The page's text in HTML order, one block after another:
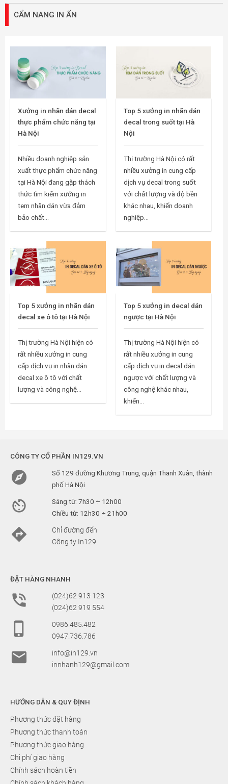
CẨM NANG IN ẤN
Xưởng in nhãn dán decal
thực phẩm chức năng tại
Hà Nội
Nhiều doanh nghiệp sản
xuất thực phẩm chức năng
tại Hà Nội đang gặp thách
thức tìm kiếm xưởng in
tem nhãn dán vừa đảm
bảo chất...
Top 5 xưởng in nhãn dán
decal trong suốt tại Hà
Nội
Thị trường Hà Nội có rất
nhiều xưởng in cung cấp
dịch vụ decal trong suốt
với chất lượng và độ bền
khác nhau, khiến doanh
nghiệp...
Top 5 xưởng in nhãn dán
decal xe ô tô tại Hà Nội
Thị trường Hà Nội hiện có
rất nhiều xưởng in cung
cấp dịch vụ in nhãn dán
decal xe ô tô với chất
lượng và công nghệ...
Top 5 xưởng in decal dán
ngược tại Hà Nội
Thị trường Hà Nội hiện có
rất nhiều xưởng in cung
cấp dịch vụ in decal dán
ngược với chất lượng và
công nghệ khác nhau,
khiến...
CÔNG TY CỔ PHẦN IN129.VN

Số 129 đường Khương Trung, quận Thanh Xuân, thành
phố Hà Nội

Sáng từ: 7h30 ÷ 12h00
Chiều từ: 12h30 ÷ 21h00

Chỉ đường đến
Công ty In129
ĐẶT HÀNG NHANH

(024)62 913 123
(024)62 919 554

0986.485.482
0947.736.786

info@in129.vn
innhanh129@gmail.com
HƯỚNG DẪN & QUY ĐỊNH
Phương thức đặt hàng
Phương thức thanh toán
Phương thức giao hàng
Chi phí giao hàng
Chính sách hoàn tiền